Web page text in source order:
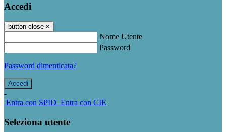
Accedi
button close ×
Nome Utente
Password
Password dimenticata?
-
Entra con SPID Entra con CIE
Seleziona utente